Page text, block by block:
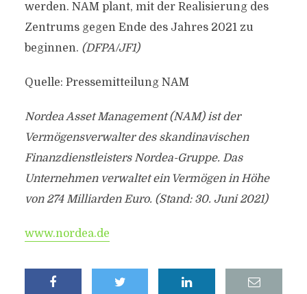
werden. NAM plant, mit der Realisierung des
Zentrums gegen Ende des Jahres 2021 zu
beginnen. (DFPA/JF1)
Quelle: Pressemitteilung NAM
Nordea Asset Management (NAM) ist der
Vermögensverwalter des skandinavischen
Finanzdienstleisters Nordea-Gruppe. Das
Unternehmen verwaltet ein Vermögen in Höhe
von 274 Milliarden Euro. (Stand: 30. Juni 2021)
www.nordea.de